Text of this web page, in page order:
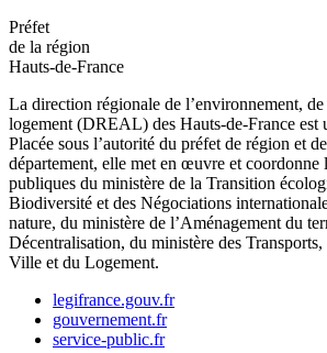
Préfet
de la région
Hauts-de-France
La direction régionale de l’environnement, de
logement (DREAL) des Hauts-de-France est
Placée sous l’autorité du préfet de région et
département, elle met en œuvre et coordonne
publiques du ministère de la Transition
Biodiversité et des Négociations
nature, du ministère de l’Aménagement du
Décentralisation, du ministère des
Ville et du Logement.
legifrance.gouv.fr
gouvernement.fr
service-public.fr